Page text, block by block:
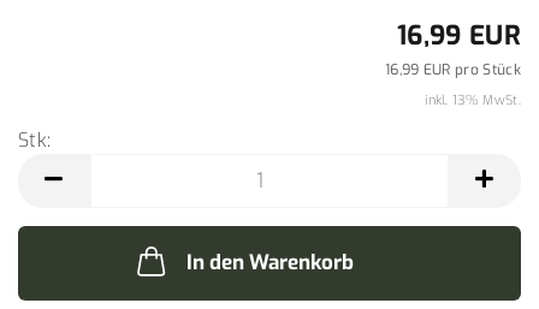
16,99 EUR
16,99 EUR pro Stück
inkl. 13% MwSt.
Stk:
In den Warenkorb